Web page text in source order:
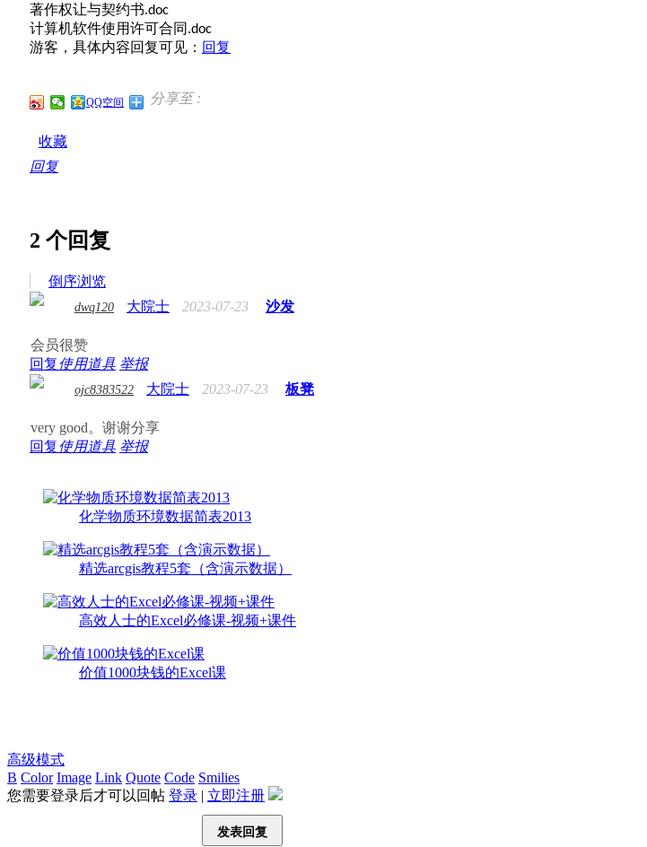
著作权让与契约书.doc
计算机软件使用许可合同 .doc
游客，具体内容回复可见： 回复
分享至 :
QQ空间
收藏
回复
2 个回复
倒序浏览
dwq120 大院士 2023-07-23 沙发
会员很赞
回复使用道具 举报
ojc8383522 大院士 2023-07-23 板凳
very good。谢谢分享
回复使用道具 举报
化学物质环境数据简表2013
精选arcgis教程5套（含演示数据）
高效人士的Excel必修课-视频+课件
价值1000块钱的Excel课
高级模式
B Color Image Link Quote Code Smilies
您需要登录后才可以回帖 登录 | 立即注册
发表回复